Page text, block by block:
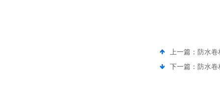
上一篇： 防水
下一篇： 防水